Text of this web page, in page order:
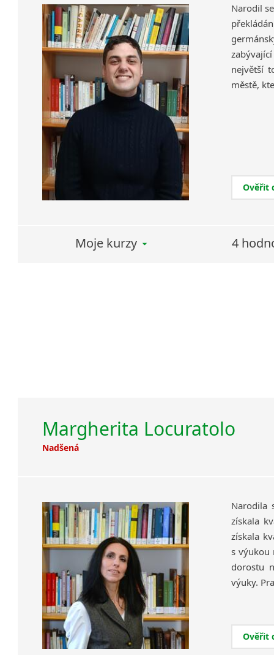
Narodil
největší
městě,
Ověřit
Moje kurzy 4
Margherita Locuratolo
Nadšená
Narodila
získala
získala
s výukou
dorostu
výuky.
Ověřit